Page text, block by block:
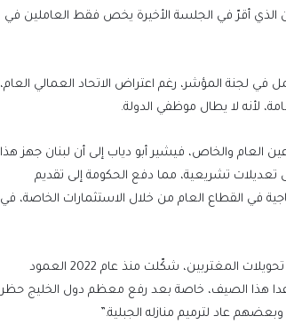
الذي أقرّ في الجلسة الأخيرة يخص فقط العاملين في
في لجنة المؤشر، رغم اعتراض الاتحاد العمالي العام،
لأنه لا يطال موظفي الدولة.
العام والخاص، فيشير أبو دياب إلى أن لبنان جهز هذا
حاجة إلى تعديلات تشريعية، مما دفع الحكومة إلى تقديم
في القطاع العام من خلال الاستثمارات الخاصة، في
وفي ما يتعلّق بالقطاع السياحي، يؤكد أبو دياب أن السياحة، إلى جانب تحويلات المغتربين، شكّلت منذ عام 2022 العمود
هذا الصيف، خاصة بعد رفع معظم دول الخليج حظر
عاد لترميم منازله الجبلية.”